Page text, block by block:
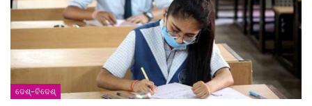
ଦେଶ୍‌-ବିଦେଶ୍‌